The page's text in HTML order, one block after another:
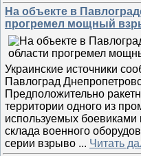
На объекте в
прогремел мощный
Украинские источники
Павлоград
Предположительно
территории одного из
используемых боевиками
склада военного
серии взрыво ... Читать